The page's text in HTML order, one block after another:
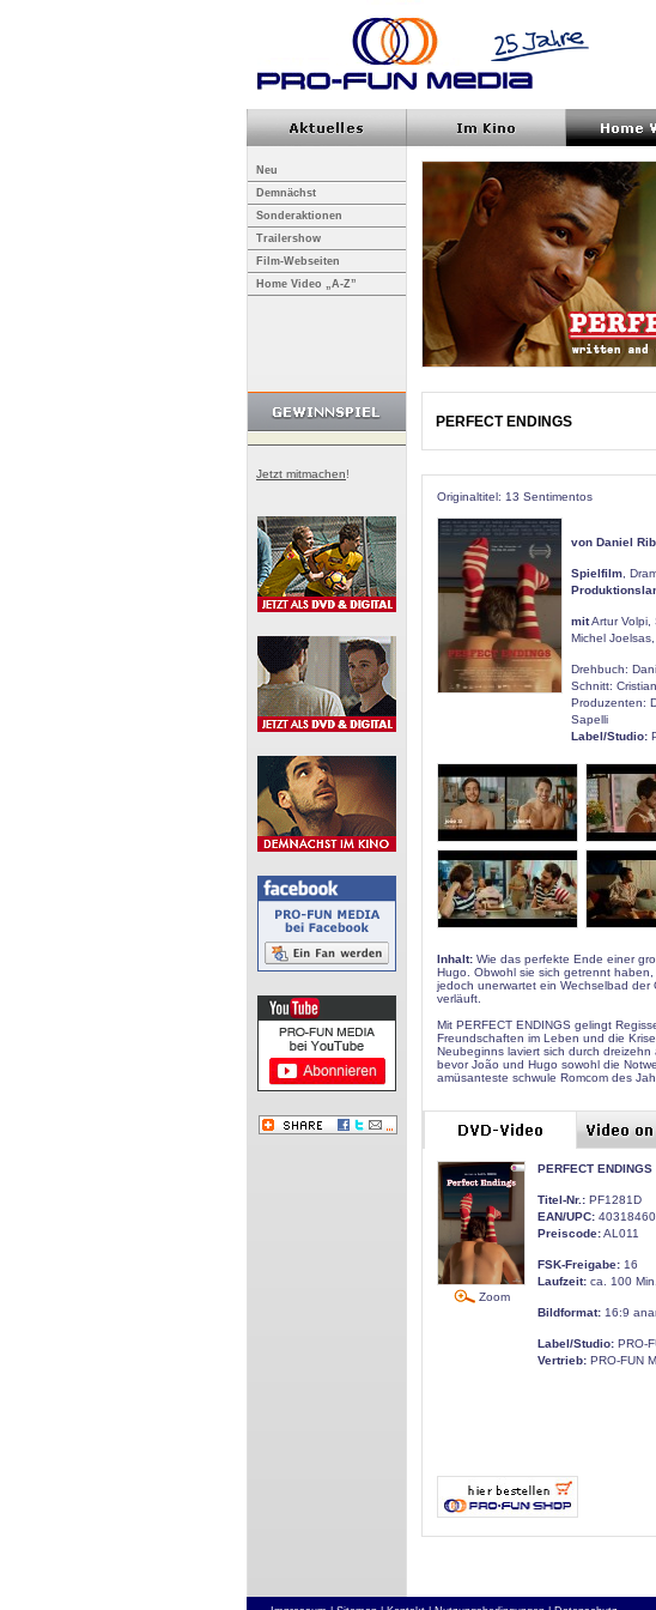
Neu
Demnächst
Sonderaktionen
Trailershow
Film-Webseiten
Home Video „A-Z”
Jetzt mitmachen!
PERFECT ENDINGS
Originaltitel: 13 Sentimentos
von Daniel
Spielfilm ,
mitArtur Volpi,
Michel
Drehbuch:
Schnitt:
Produzenten:
Sapelli
Label/Studio:
Inhalt: Wie das perfekte Ende einer
Hugo. Obwohl sie sich getrennt
jedoch unerwartet ein Wechselbad
verläuft.
Mit PERFECT ENDINGS gelingt
Freundschaften im Leben und die
Neubeginns laviert sich durch
bevor João und Hugo sowohl die
amüsanteste schwule Romcom des
Zoom
PERFECT ENDINGS
Titel-Nr.: PF1281D
EAN/UPC:
Preiscode:AL011
FSK-Freigabe: 16
Laufzeit: ca. 100 Min.
Bildformat: 16:9
Label/Studio: PRO-
Vertrieb: PRO-FUN